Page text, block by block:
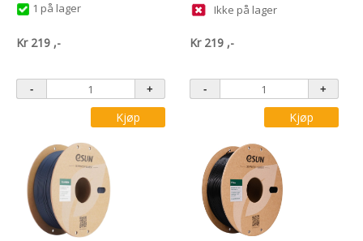
1 på lager
Kr 219 ,-
Kjøp
Ikke på lager
Kr 219 ,-
Kjøp